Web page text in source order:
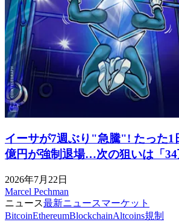
イーサが7週ぶり"急騰"! たった
億円が強制退場…次の狙いは「
2026年7月22日
Marcel Pechman
ニュース最新ニュースマーケット
BitcoinEthereumBlockchainAltcoins規制